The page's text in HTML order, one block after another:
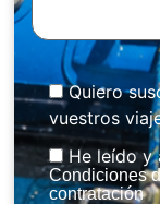
Quiero
vuestros
He leído
Condiciones
contratación